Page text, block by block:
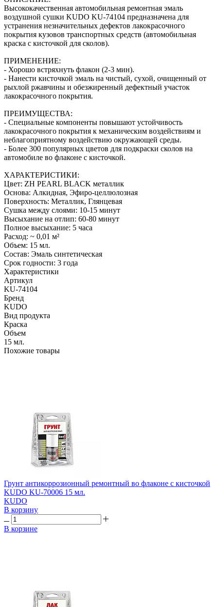
Высококачественная автомобильная ремонтная эмаль
воздушной сушки KUDO KU-74104 предназначена для
устранения незначительных дефектов лакокрасочного
покрытия кузовов транспортных средств (автомобильная
краска с кисточкой для сколов).
ПРИМЕНЕНИЕ:
- Хорошо встряхнуть флакон (2‑3 мин).
- Нанести кисточкой эмаль на чистый, сухой, очищенный от
рыхлой ржавчины и обезжиренный дефектный участок
лакокрасочного покрытия.
ПРЕИМУЩЕСТВА:
- Специальные компоненты повышают устойчивость
лакокрасочного покрытия к механическим воздействиям и
неблагоприятному воздействию окружающей среды.
- Более 300 популярных цветов для подкраски сколов на
автомобиле во флаконе с кисточкой.
ХАРАКТЕРИСТИКИ:
Цвет: ZH PEARL BLACK металлик
Основа: Алкидная, Эфиро-целлюлозная
Поверхность: Металлик, Глянцевая
Сушка между слоями: 10-15 минут
Высыхание на отлип: 60-80 минут
Полное высыхание: 5 часа
Расход: ~ 0,01 м²
Объем: 15 мл.
Состав: Эмаль синтетическая
Срок годности: 3 года
Характеристики
Артикул
KU-74104
Бренд
KUDO
Вид продукта
Краска
Объем
15 мл.
Похожие товары
Грунт антикоррозионный ремонтный во флаконе с кисточкой
KUDO KU-70006 15 мл.
KUDO
В корзину
В корзине